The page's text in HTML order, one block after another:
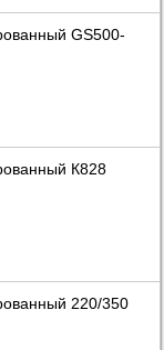
GS500-
К828
220/350